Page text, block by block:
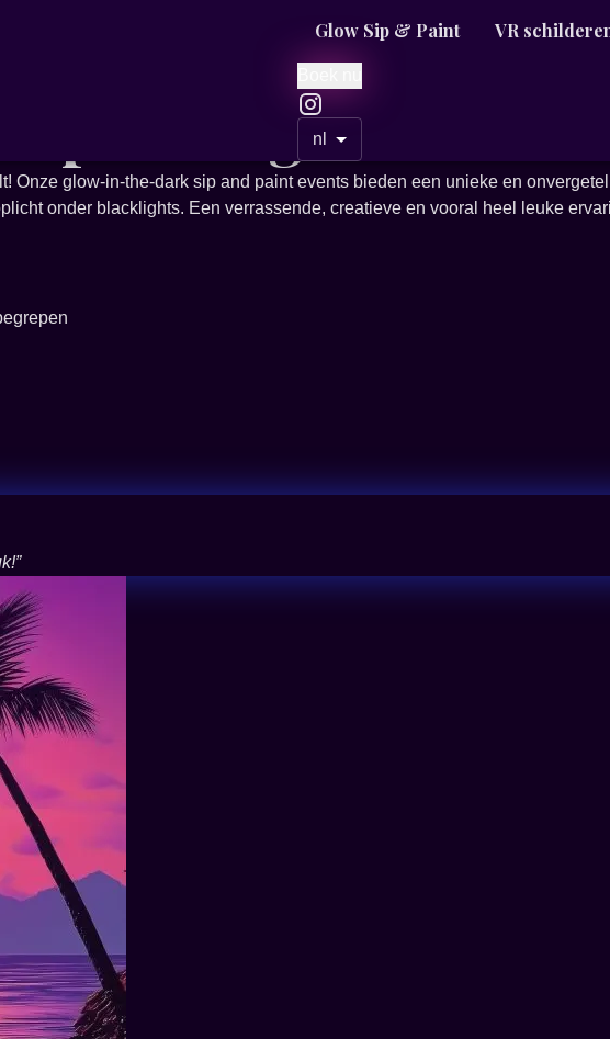
Glow Sip & Paint VR
nl
painting
Onze glow-in-the-dark sip and paint events bieden een unieke en
onder blacklights. Een verrassende, creatieve en vooral heel leuke
”